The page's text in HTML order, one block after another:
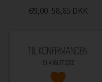
69,00 58,65 DKK